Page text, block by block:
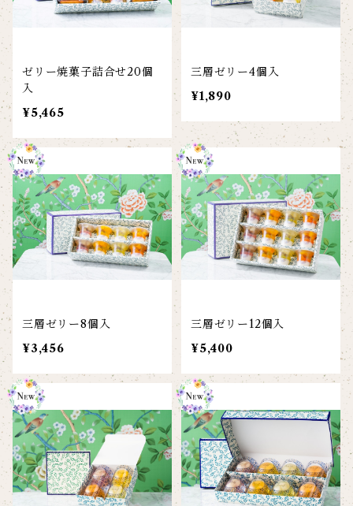
ゼリー焼菓子詰合せ20個
入
¥5,465
三層ゼリー4個入
¥1,890
三層ゼリー8個入
¥3,456
三層ゼリー12個入
¥5,400